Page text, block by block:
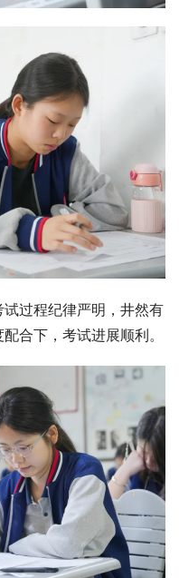
过程纪律严明，井然有
合下，考试进展顺利。